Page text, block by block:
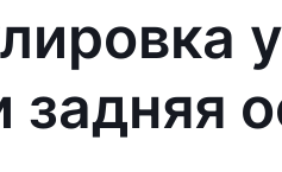
задняя